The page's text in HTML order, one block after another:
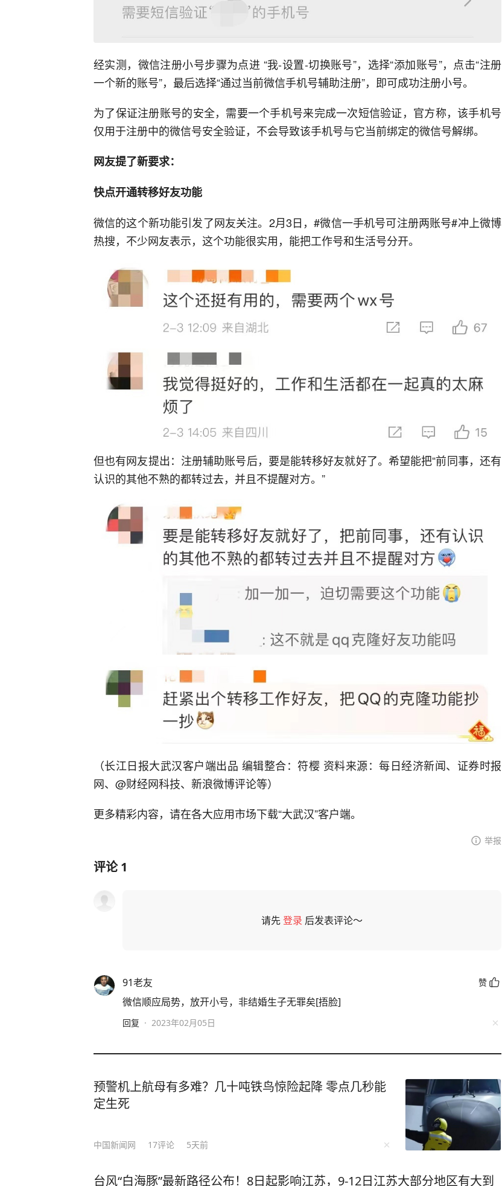
经实测，微信注册小号步骤为点进 “我-设置-切换账号”，选择“添加账号”，点击“注册
一个新的账号”，最后选择“通过当前微信手机号辅助注册”，即可成功注册小号。
为了保证注册账号的安全，需要一个手机号来完成一次短信验证，官方称，该手机号
仅用于注册中的微信号安全验证，不会导致该手机号与它当前绑定的微信号解绑。
网友提了新要求：
快点开通转移好友功能
微信的这个新功能引发了网友关注。2月3日，#微信一手机号可注册两账号#冲上微博
热搜，不少网友表示，这个功能很实用，能把工作号和生活号分开。
但也有网友提出：注册辅助账号后，要是能转移好友就好了。希望能把“前同事，还有
认识的其他不熟的都转过去，并且不提醒对方。”
（长江日报大武汉客户端出品 编辑整合：符樱 资料来源：每日经济新闻、证券时报
网、@财经网科技、新浪微博评论等）
更多精彩内容，请在各大应用市场下载“大武汉”客户端。
举报
评论1
请先登录 后发表评论～
91老友 赞
微信顺应局势，放开小号，非结婚生子无罪矣[捂脸]
回复 · 2023年02月05日
预警机上航母有多难？几十吨铁鸟惊险起降 零点几秒能
定生死
中国新闻网 17评论 5天前
台风“白海豚”最新路径公布！8日起影响江苏，9-12日江苏大部分地区有大到